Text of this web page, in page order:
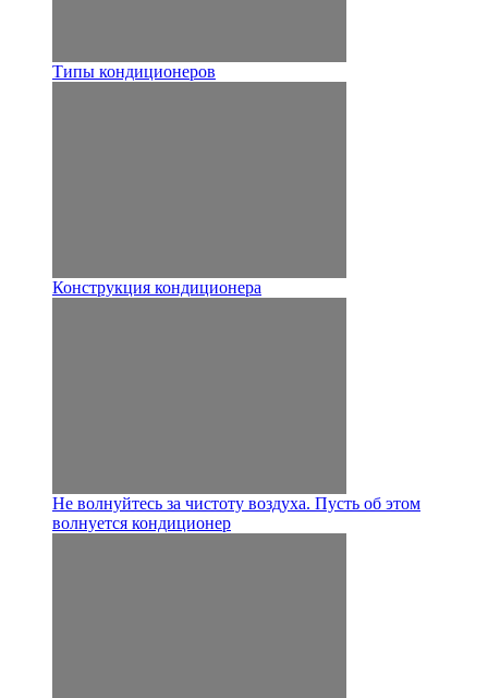
Типы кондиционеров
Конструкция кондиционера
Не волнуйтесь за чистоту воздуха. Пусть об этом
волнуется кондиционер